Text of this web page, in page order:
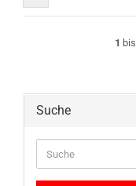
1 bis
Suche